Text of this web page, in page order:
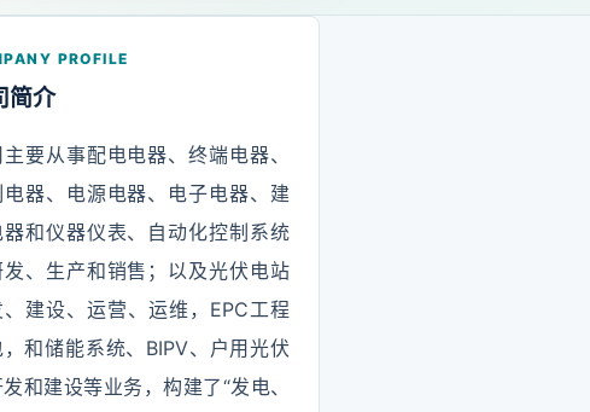
PROFILE
简介
要从事配电电器、终端电器、
器、电源电器、电子电器、建
和仪器仪表、自动化控制系统
发、生产和销售；以及光伏电站
建设、运营、运维，EPC工程
，和储能系统、BIPV、户用光伏
和建设等业务，构建了“发电、